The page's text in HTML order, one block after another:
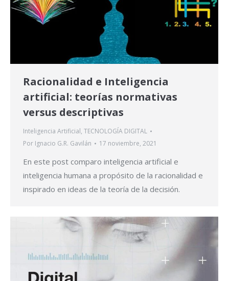
Racionalidad e Inteligencia
artificial: teorías normativas
versus descriptivas
Inteligencia Artificial, TECNOLOGÍA DIGITAL
Por Ignacio G.R. Gavilán 17 noviembre, 2021
En este post comparo inteligencia artificial e
inteligencia humana a propósito de la racionalidad e
inspirado en ideas de la teoría de la decisión.